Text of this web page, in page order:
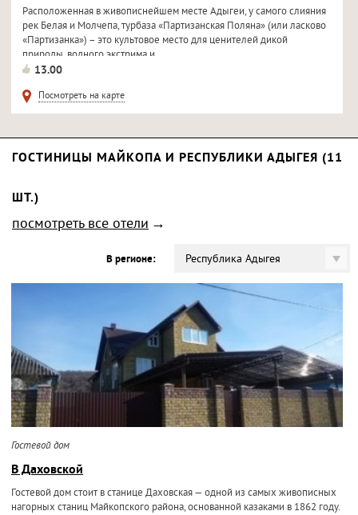
Расположенная в живописнейшем месте Адыгеи, у самого слияния
рек Белая и Молчепа, турбаза «Партизанская Поляна» (или ласково
«Партизанка») – это культовое место для ценителей дикой
природы, водного экстрима и...
13.00
Посмотреть на карте
ГОСТИНИЦЫ МАЙКОПА И РЕСПУБЛИКИ АДЫГЕЯ (11
ШТ.)
посмотреть все отели
В регионе: Республика Адыгея
Гостевой дом
В Даховской
Гостевой дом стоит в станице Даховская — одной из самых живописных
нагорных станиц Майкопского района, основанной казаками в 1862 году.